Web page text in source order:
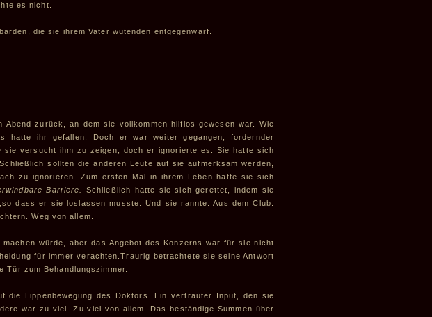
es nicht.
die sie ihrem Vater wütenden entgegenwarf.
zurück, an dem sie vollkommen hilflos gewesen war. Wie
hatte ihr gefallen. Doch er war weiter gegangen, fordernder
versucht ihm zu zeigen, doch er ignorierte es. Sie hatte sich
sollten die anderen Leute auf sie aufmerksam werden,
zu ignorieren. Zum ersten Mal in ihrem Leben hatte sie sich
Barriere. Schließlich hatte sie sich gerettet, indem sie
dass er sie loslassen musste. Und sie rannte. Aus dem Club.
Weg von allem.
würde, aber das Angebot des Konzerns war für sie nicht
für immer verachten.Traurig betrachtete sie seine Antwort
zum Behandlungszimmer.
die Lippenbewegung des Doktors. Ein vertrauter Input, den sie
war zu viel. Zu viel von allem. Das beständige Summen über